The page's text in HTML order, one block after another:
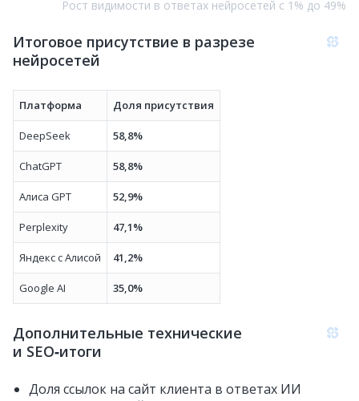
Рост видимости в ответах нейросетей с 1% до 49%
Итоговое присутствие в разрезе
нейросетей
Платформа Доля присутствия
DeepSeek 58,8%
ChatGPT 58,8%
Алиса GPT 52,9%
Perplexity 47,1%
Яндекс с Алисой 41,2%
Google AI 35,0%
Дополнительные технические
и SEO‑итоги
Доля ссылок на сайт клиента в ответах ИИ